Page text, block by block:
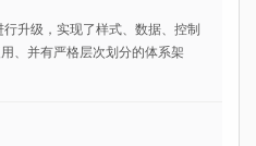
升级，实现了样式、数据、控制
、并有严格层次划分的体系架